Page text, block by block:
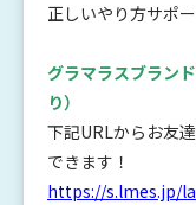
正しいやり方サポ
グラマラスブラン
り）
下記URLからお友
できます！
https://s.lmes.jp/